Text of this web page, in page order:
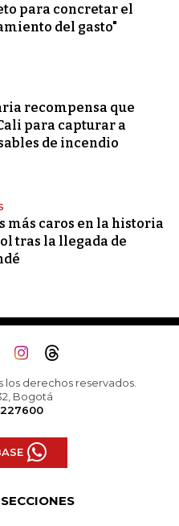
para concretar el
del gasto"
recompensa que
para capturar a
de incendio
más caros en la historia
tras la llegada de
los derechos reservados.
Bogotá